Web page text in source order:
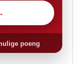
poeng